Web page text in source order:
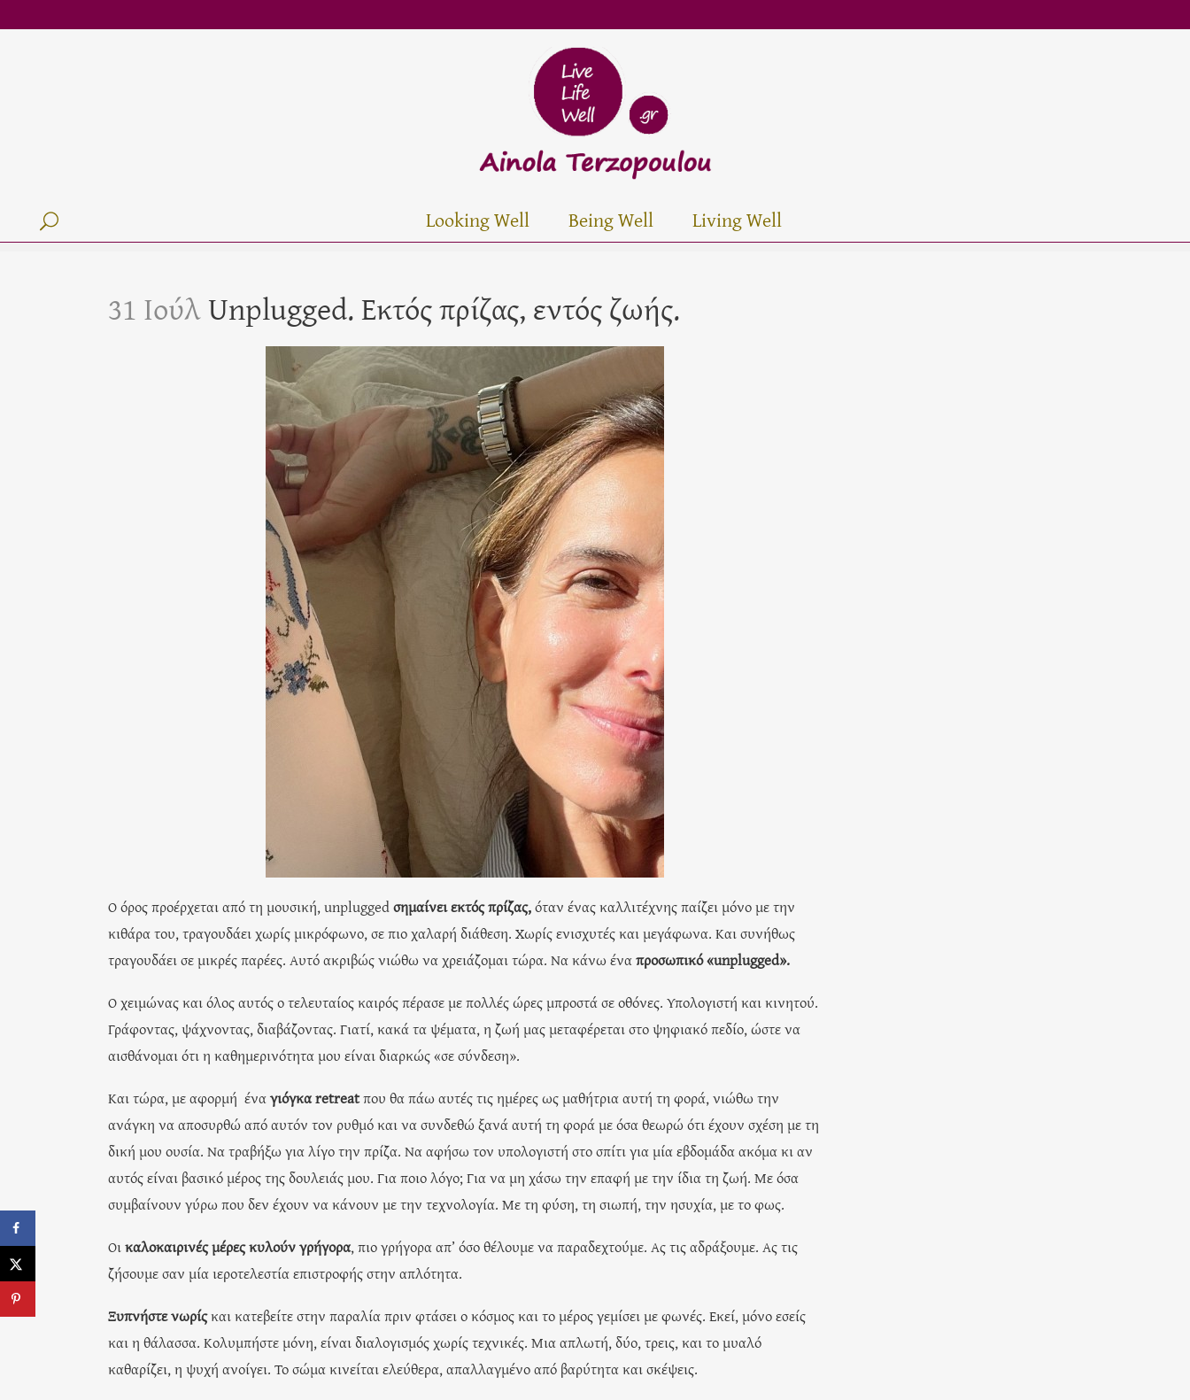
Looking Well Being Well Living Well
31 ΙούλUnplugged. Εκτός πρίζας, εντός ζωής.
Ο όρος προέρχεται από τη μουσική, unpluggedσημαίνει εκτός πρίζας,όταν ένας καλλιτέχνης παίζει μόνο με την
κιθάρα του, τραγουδάει χωρίς μικρόφωνο, σε πιο χαλαρή διάθεση. Χωρίς ενισχυτές και μεγάφωνα. Και συνήθως
τραγουδάει σε μικρές παρέες. Αυτό ακριβώς νιώθω να χρειάζομαι τώρα. Να κάνω έναπροσωπικό «unplugged».
Ο χειμώνας και όλος αυτός ο τελευταίος καιρός πέρασε με πολλές ώρες μπροστά σε οθόνες. Υπολογιστή και κινητού.
Γράφοντας, ψάχνοντας, διαβάζοντας. Γιατί, κακά τα ψέματα, η ζωή μας μεταφέρεται στο ψηφιακό πεδίο, ώστε να
αισθάνομαι ότι η καθημερινότητα μου είναι διαρκώς «σε σύνδεση».
Και τώρα, με αφορμή έναγιόγκα retreatπου θα πάω αυτές τις ημέρες ως μαθήτρια αυτή τη φορά, νιώθω την
ανάγκη να αποσυρθώ από αυτόν τον ρυθμό και να συνδεθώ ξανά αυτή τη φορά με όσα θεωρώ ότι έχουν σχέση με τη
δική μου ουσία. Να τραβήξω για λίγο την πρίζα. Να αφήσω τον υπολογιστή στο σπίτι για μία εβδομάδα ακόμα κι αν
αυτός είναι βασικό μέρος της δουλειάς μου. Για ποιο λόγο; Για να μη χάσω την επαφή με την ίδια τη ζωή. Με όσα
συμβαίνουν γύρω που δεν έχουν να κάνουν με την τεχνολογία. Με τη φύση, τη σιωπή, την ησυχία, με το φως.
Οικαλοκαιρινές μέρες κυλούν γρήγορα, πιο γρήγορα απ’ όσο θέλουμε να παραδεχτούμε. Ας τις αδράξουμε. Ας τις
ζήσουμε σαν μία ιεροτελεστία επιστροφής στην απλότητα.
Ξυπνήστε νωρίςκαι κατεβείτε στην παραλία πριν φτάσει ο κόσμος και το μέρος γεμίσει με φωνές. Εκεί, μόνο εσείς
και η θάλασσα. Κολυμπήστε μόνη, είναι διαλογισμός χωρίς τεχνικές. Μια απλωτή, δύο, τρεις, και το μυαλό
καθαρίζει, η ψυχή ανοίγει. Το σώμα κινείται ελεύθερα, απαλλαγμένο από βαρύτητα και σκέψεις.